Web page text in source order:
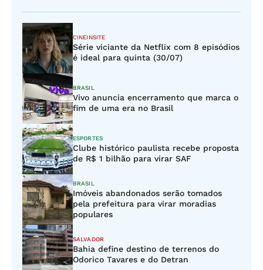
CINEINSITE
Série viciante da Netflix com 8 episódios
é ideal para quinta (30/07)
BRASIL
Vivo anuncia encerramento que marca o
fim de uma era no Brasil
ESPORTES
Clube histórico paulista recebe proposta
de R$ 1 bilhão para virar SAF
BRASIL
Imóveis abandonados serão tomados
pela prefeitura para virar moradias
populares
SALVADOR
Bahia define destino de terrenos do
Odorico Tavares e do Detran